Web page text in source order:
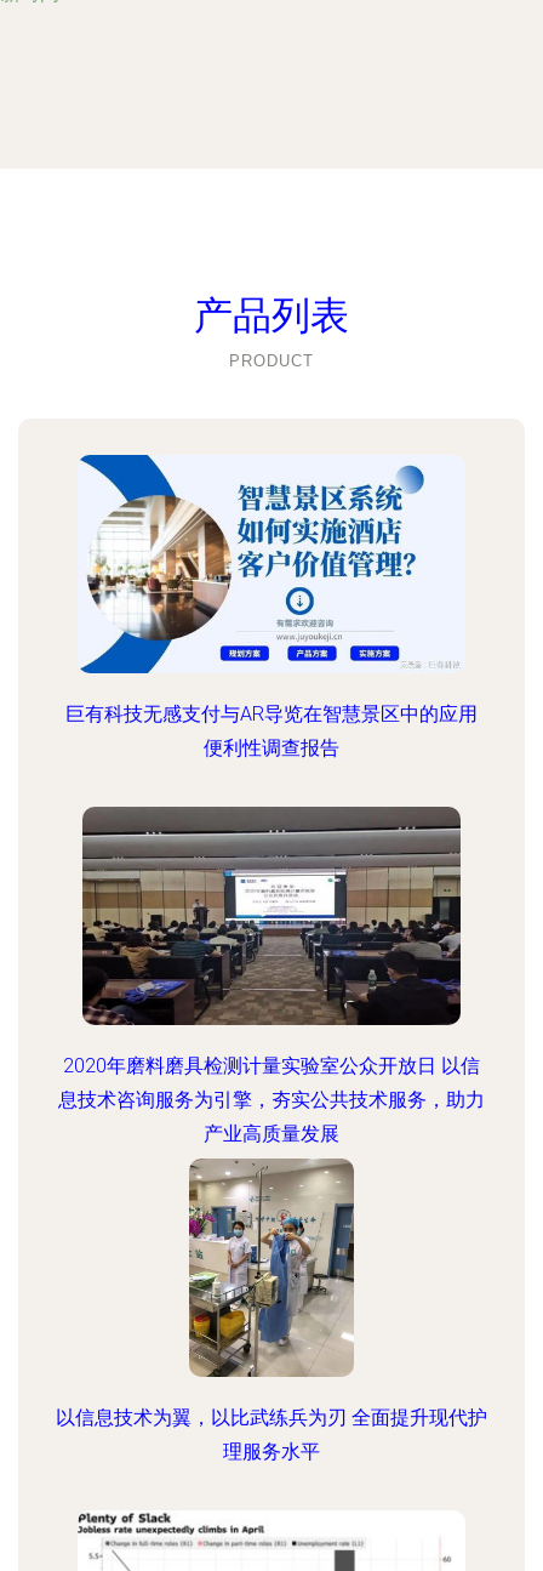
产品列表
PRODUCT
巨有科技无感支付与AR导览在智慧景区中的应用
便利性调查报告
2020年磨料磨具检测计量实验室公众开放日 以信
息技术咨询服务为引擎，夯实公共技术服务，助力
产业高质量发展
以信息技术为翼，以比武练兵为刃 全面提升现代护
理服务水平